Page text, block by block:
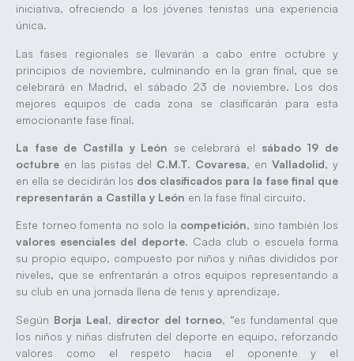
iniciativa, ofreciendo a los jóvenes tenistas una experiencia
única.
Las fases regionales se llevarán a cabo entre octubre y
principios de noviembre, culminando en la gran final, que se
celebrará en Madrid, el sábado 23 de noviembre. Los dos
mejores equipos de cada zona se clasificarán para esta
emocionante fase final.
La fase de Castilla y León se celebrará el sábado 19 de
octubre en las pistas del C.M.T. Covaresa, en Valladolid, y
en ella se decidirán los dos clasificados para la fase final que
representarán a Castilla y León en la fase final circuito.
Este torneo fomenta no solo la competición, sino también los
valores esenciales del deporte. Cada club o escuela forma
su propio equipo, compuesto por niños y niñas divididos por
niveles, que se enfrentarán a otros equipos representando a
su club en una jornada llena de tenis y aprendizaje.
Según Borja Leal, director del torneo, “es fundamental que
los niños y niñas disfruten del deporte en equipo, reforzando
valores como el respeto hacia el oponente y el